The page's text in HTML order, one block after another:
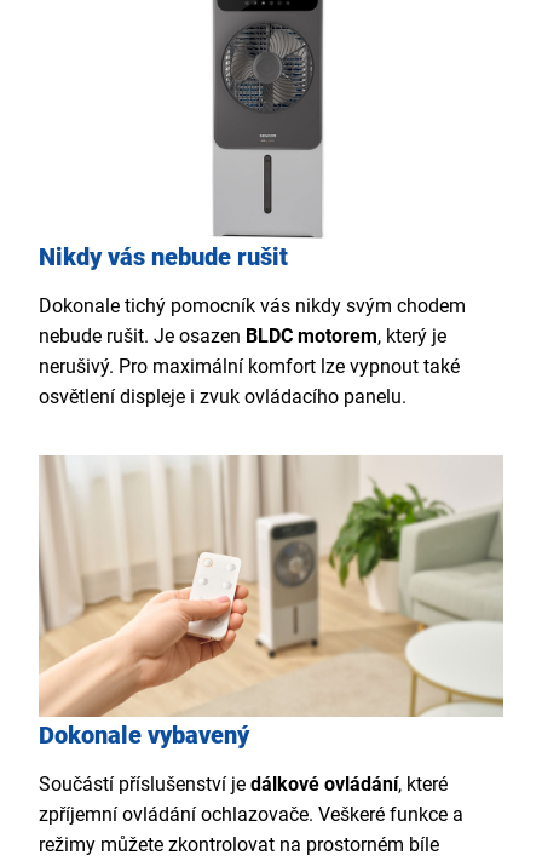
Nikdy vás nebude rušit
Dokonale tichý pomocník vás nikdy svým chodem
nebude rušit. Je osazen BLDC motorem, který je
nerušivý. Pro maximální komfort lze vypnout také
osvětlení displeje i zvuk ovládacího panelu.
Dokonale vybavený
Součástí příslušenství je dálkové ovládání, které
zpříjemní ovládání ochlazovače. Veškeré funkce a
režimy můžete zkontrolovat na prostorném bíle